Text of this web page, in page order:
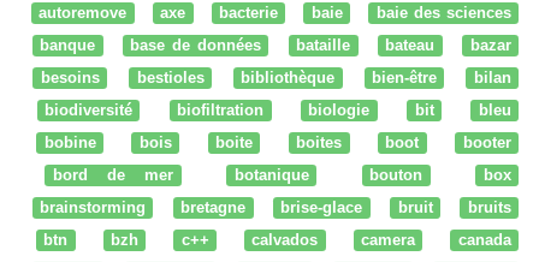
autoremove
axe bacterie baie
baie des sciences
banque
base de données bataille bateau
bazar
besoins
bestioles bibliothèque bien-être
bilan
biodiversité
biofiltration biologie bit
bleu
bobine
bois boite boites boot
booter
bord de mer
botanique bouton
box
brainstorming
bretagne brise-glace bruit
bruits
btn
bzh c++ calvados camera
canada